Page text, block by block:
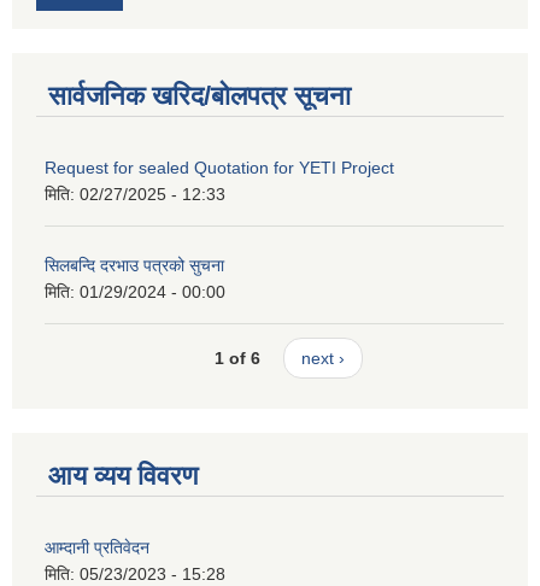
सार्वजनिक खरिद/बोलपत्र सूचना
Request for sealed Quotation for YETI Project
मिति: 02/27/2025 - 12:33
सिलबन्दि दरभाउ पत्रको सुचना
मिति: 01/29/2024 - 00:00
1 of 6 next ›
आय व्यय विवरण
आम्दानी प्रतिवेदन
मिति: 05/23/2023 - 15:28